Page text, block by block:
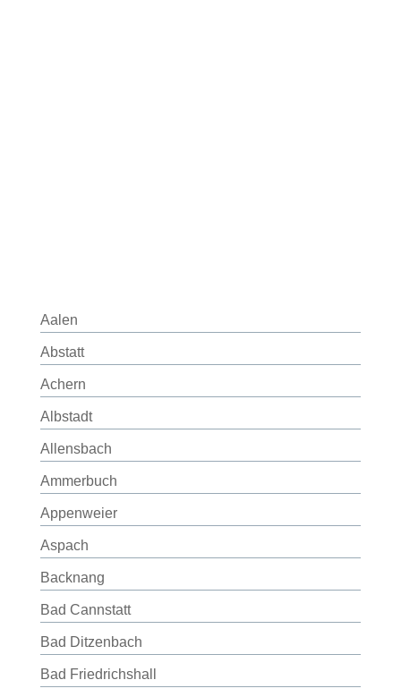
Aalen
Abstatt
Achern
Albstadt
Allensbach
Ammerbuch
Appenweier
Aspach
Backnang
Bad Cannstatt
Bad Ditzenbach
Bad Friedrichshall